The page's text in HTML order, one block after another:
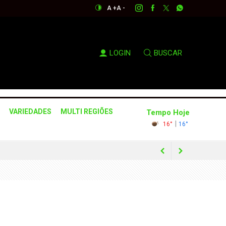
A +A -
LOGIN BUSCAR
VARIEDADES
MULTI REGIÕES
Tempo Hoje
16° | 16°